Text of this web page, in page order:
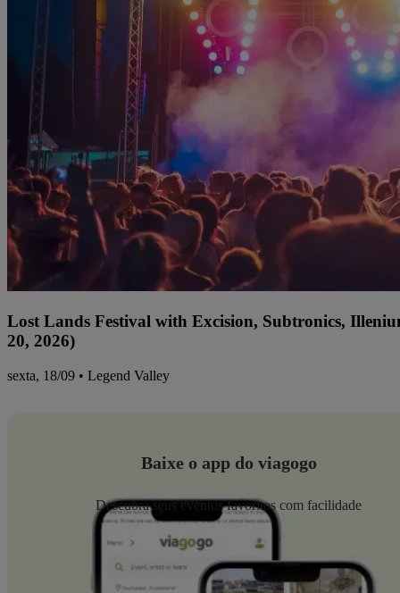
Lost Lands Festival with Excision, Subtronics,
20, 2026)
sexta, 18/09 • Legend Valley
Baixe o app do viagogo
Descubra seus eventos favoritos com facilidade